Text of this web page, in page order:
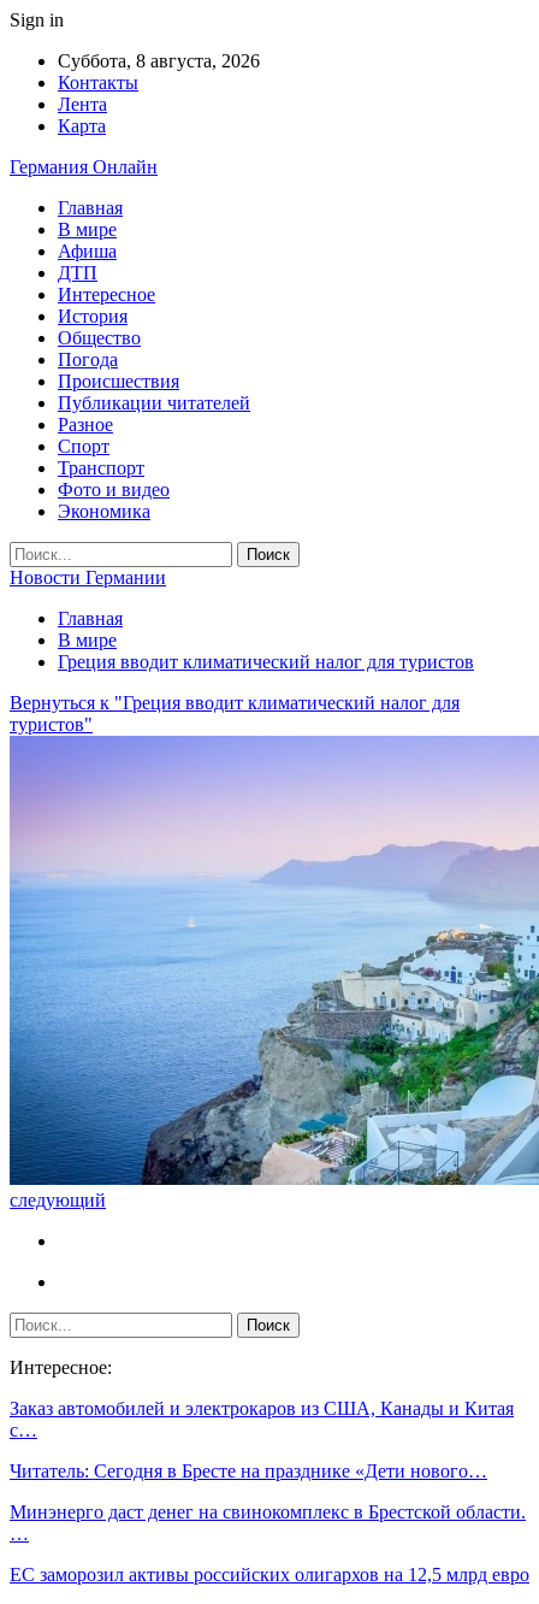
Sign in
Суббота, 8 августа, 2026
Контакты
Лента
Карта
Германия Онлайн
Главная
В мире
Афиша
ДТП
Интересное
История
Общество
Погода
Происшествия
Публикации читателей
Разное
Спорт
Транспорт
Фото и видео
Экономика
Новости Германии
Главная
В мире
Греция вводит климатический налог для туристов
Вернуться к "Греция вводит климатический налог для
туристов"
следующий
Интересное:
Заказ автомобилей и электрокаров из США, Канады и Китая
с…
Читатель: Сегодня в Бресте на празднике «Дети нового…
Минэнерго даст денег на свинокомплекс в Брестской области.
…
ЕС заморозил активы российских олигархов на 12,5 млрд евро